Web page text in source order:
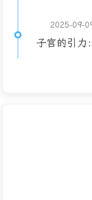
2025-09-
子宫的引力